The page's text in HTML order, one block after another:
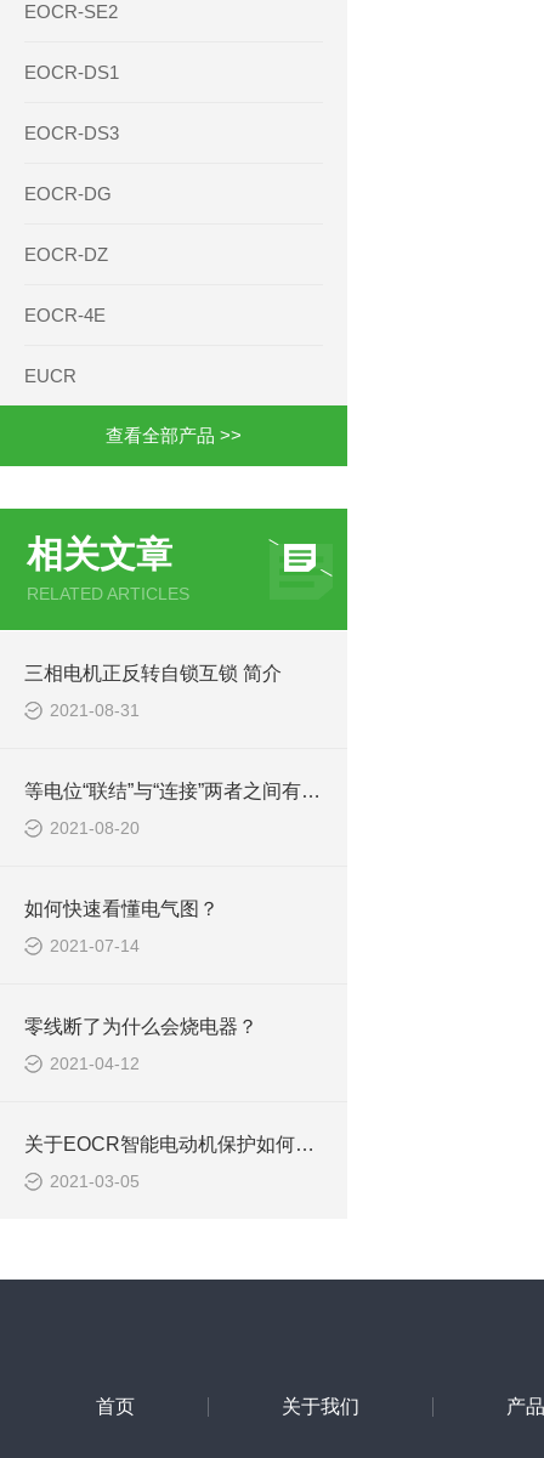
EOCR-SE2
EOCR-DS1
EOCR-DS3
EOCR-DG
EOCR-DZ
EOCR-4E
EUCR
查看全部产品 >>
相关文章
RELATED ARTICLES
三相电机正反转自锁互锁 简介
2021-08-31
等电位“联结”与“连接”两者之间有什么区别
2021-08-20
如何快速看懂电气图？
2021-07-14
零线断了为什么会烧电器？
2021-04-12
关于EOCR智能电动机保护如何进入隐藏菜单的设置
2021-03-05
首页 关于我们 产